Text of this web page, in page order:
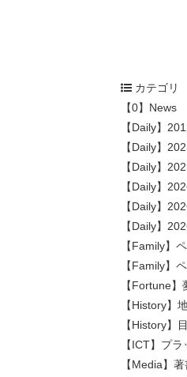
カテゴリ
【0】News
【Daily】
【Daily】
【Daily】
【Daily】
【Daily】
【Daily】
【Family】
【Family】
【Fortune】
【History】
【History】
【ICT】プ
【Media】